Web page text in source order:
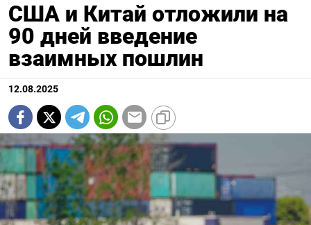
США и Китай отложили на
90 дней введение
взаимных пошлин
12.08.2025